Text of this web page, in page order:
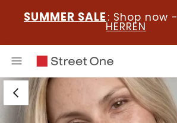
SUMMER SALE : Shop now -
HERREN